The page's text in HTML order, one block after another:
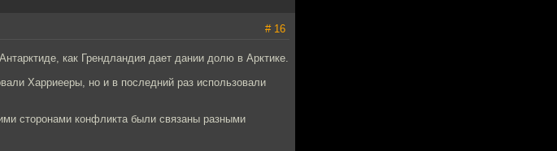
# 16
как Грендландия дает дании долю в Арктике.
Харриееры, но и в последний раз использовали
сторонами конфликта были связаны разными